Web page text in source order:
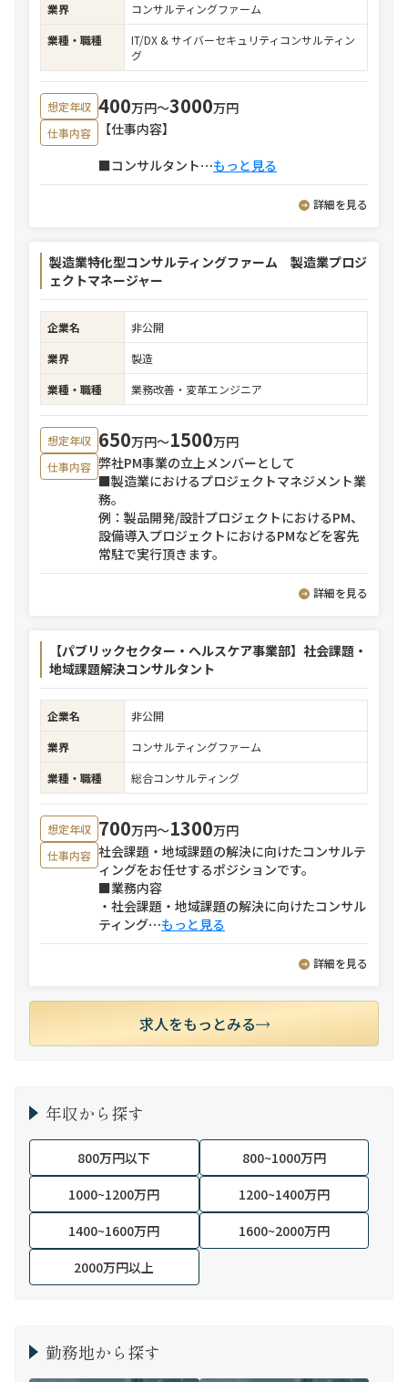
業界
コンサルティングファーム
業種・職種
IT/DX & サイバーセキュリティコンサルティン
グ
想定年収 400万円〜3000万円
仕事内容
【仕事内容】
■コンサルタント⋯もっと見る
詳細を見る
製造業特化型コンサルティングファーム 製造業プロジ
ェクトマネージャー
企業名
非公開
業界
製造
業種・職種
業務改善・変革エンジニア
想定年収 650万円〜1500万円
仕事内容 弊社PM事業の立上メンバーとして
■製造業におけるプロジェクトマネジメント業
務。
例：製品開発/設計プロジェクトにおけるPM、
設備導入プロジェクトにおけるPMなどを客先
常駐で実行頂きます。
詳細を見る
【パブリックセクター・ヘルスケア事業部】社会課題・
地域課題解決コンサルタント
企業名
非公開
業界
コンサルティングファーム
業種・職種
総合コンサルティング
想定年収 700万円〜1300万円
仕事内容 社会課題・地域課題の解決に向けたコンサルテ
ィングをお任せするポジションです。
■業務内容
・社会課題・地域課題の解決に向けたコンサル
ティング⋯もっと見る
詳細を見る
求人をもっとみる
年収から探す
800万円以下
800~1000万円
1000~1200万円
1200~1400万円
1400~1600万円
1600~2000万円
2000万円以上
勤務地から探す